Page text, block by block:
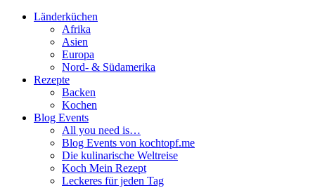
Länderküchen
Afrika
Asien
Europa
Nord- & Südamerika
Rezepte
Backen
Kochen
Blog Events
All you need is…
Blog Events von kochtopf.me
Die kulinarische Weltreise
Koch Mein Rezept
Leckeres für jeden Tag